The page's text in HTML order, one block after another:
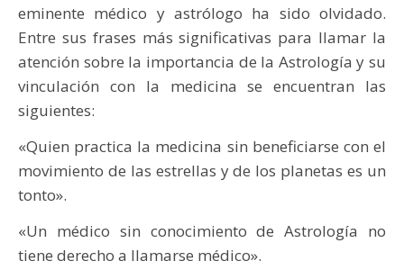
eminente médico y astrólogo ha sido olvidado.
Entre sus frases más significativas para llamar la
atención sobre la importancia de la Astrología y su
vinculación con la medicina se encuentran las
siguientes:
«Quien practica la medicina sin beneficiarse con el
movimiento de las estrellas y de los planetas es un
tonto».
«Un médico sin conocimiento de Astrología no
tiene derecho a llamarse médico».